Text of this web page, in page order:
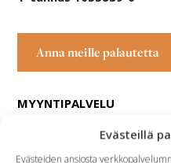
Evästeillä
Evästeiden ansiosta
Anna meille palautetta
MYYNTIPALVELU
Ma – Pe 9.00 – 15.00